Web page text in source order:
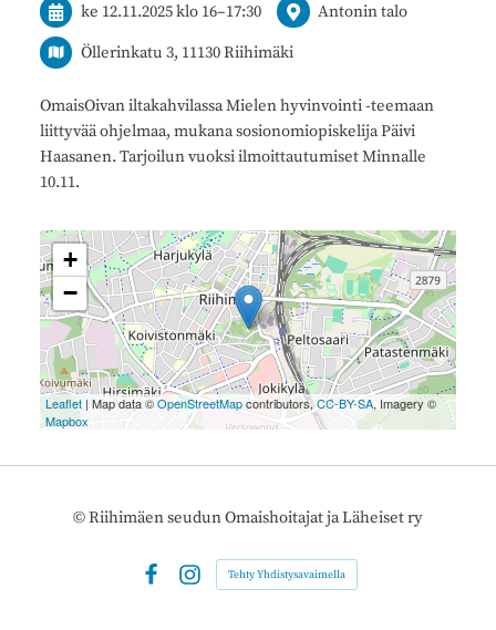
ke 12.11.2025klo 16–17:30
Antonin talo
Öllerinkatu 3, 11130 Riihimäki
OmaisOivan iltakahvilassa Mielen hyvinvointi -teemaan
liittyvää ohjelmaa, mukana sosionomiopiskelija Päivi
Haasanen. Tarjoilun vuoksi ilmoittautumiset Minnalle
10.11.
+
−
Leaflet| Map data ©OpenStreetMapcontributors,CC-BY-SA, Imagery ©
Mapbox
©Riihimäen seudun Omaishoitajat ja Läheiset ry
Tehty Yhdistysavaimella